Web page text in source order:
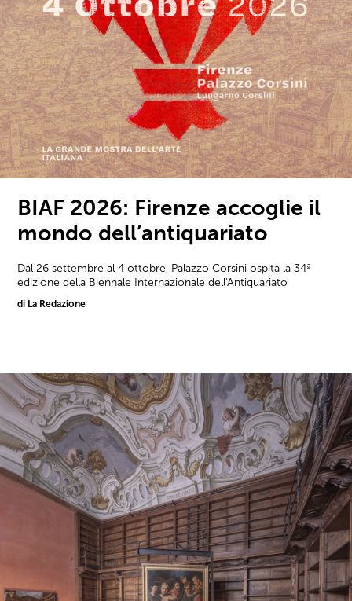
BIAF 2026: Firenze accoglie il
mondo dell’antiquariato
Dal 26 settembre al 4 ottobre, Palazzo Corsini ospita la 34ª
edizione della Biennale Internazionale dell'Antiquariato
di La Redazione